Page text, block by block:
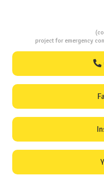
project for emergency